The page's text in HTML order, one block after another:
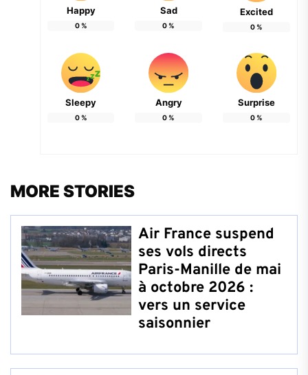
Happy
0%
Sad
0%
Excited
0%
Sleepy
0%
Angry
0%
Surprise
0%
MORE STORIES
Air France suspend
ses vols directs
Paris-Manille de mai
à octobre 2026 :
vers un service
saisonnier